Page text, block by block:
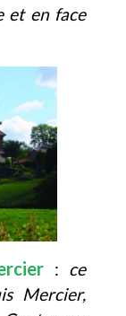
et en face
: ce
Mercier,